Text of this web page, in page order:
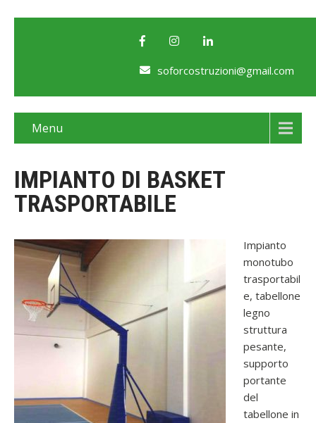
soforcostruzioni@gmail.com
Menu
IMPIANTO DI BASKET
TRASPORTABILE
Impianto
monotubo
trasportabil
e, tabellone
legno
struttura
pesante,
supporto
portante
del
tabellone in